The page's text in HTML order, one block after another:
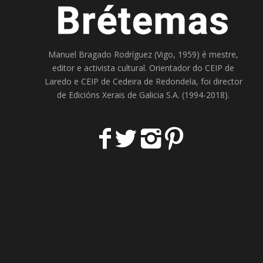
Manuel Bragado Rodríguez (Vigo, 1959) é mestre,
editor e activista cultural. Orientador do CEIP de
Laredo e CEIP de Cedeira de Redondela, foi director
de Edicións Xerais de Galicia S.A. (1994-2018).